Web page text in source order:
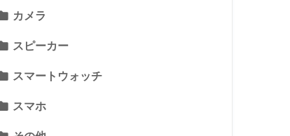
カメラ
スピーカー
スマートウォッチ
スマホ